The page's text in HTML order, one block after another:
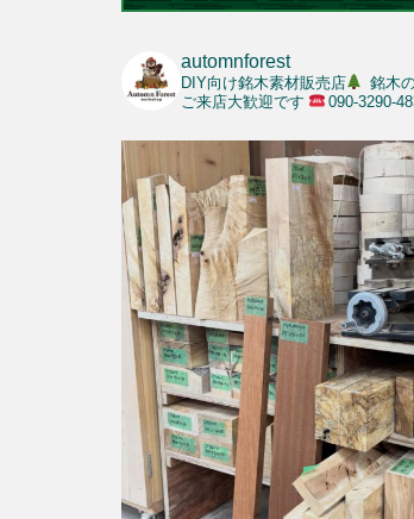
automnforest
DIY向け銘木素材販売店 銘木
ご来店大歓迎です
090-3290-